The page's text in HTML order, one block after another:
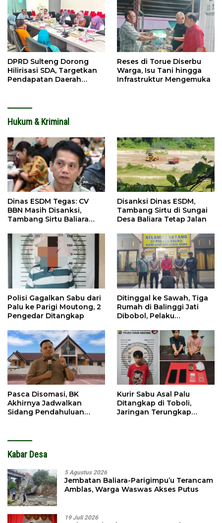
DPRD Sulteng Dorong
Hilirisasi SDA, Targetkan
Pendapatan Daerah
Reses di Torue Diserbu
Warga, Isu Tani hingga
Infrastruktur Mengemuka
Hukum & Kriminal
Dinas ESDM Tegas: CV
BBN Masih Disanksi,
Tambang Sirtu Baliara
Disanksi Dinas ESDM,
Tambang Sirtu di Sungai
Desa Baliara Tetap Jalan
Polisi Gagalkan Sabu dari
Palu ke Parigi Moutong, 2
Pengedar Ditangkap
Ditinggal ke Sawah, Tiga
Rumah di Balinggi Jati
Dibobol, Pelaku
Pasca Disomasi, BK
Akhirnya Jadwalkan
Sidang Pendahuluan
Kurir Sabu Asal Palu
Ditangkap di Toboli,
Jaringan Terungkap
Kabar Desa
5 Agustus 2026
Jembatan Baliara-Parigimpu’u Terancam
Amblas, Warga Waswas Akses Putus
19 Juli 2026